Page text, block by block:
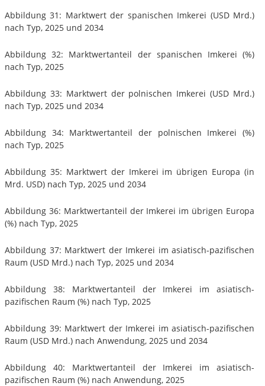
Abbildung 31: Marktwert der spanischen Imkerei (USD Mrd.)
nach Typ, 2025 und 2034
Abbildung 32: Marktwertanteil der spanischen Imkerei (%)
nach Typ, 2025
Abbildung 33: Marktwert der polnischen Imkerei (USD Mrd.)
nach Typ, 2025 und 2034
Abbildung 34: Marktwertanteil der polnischen Imkerei (%)
nach Typ, 2025
Abbildung 35: Marktwert der Imkerei im übrigen Europa (in
Mrd. USD) nach Typ, 2025 und 2034
Abbildung 36: Marktwertanteil der Imkerei im übrigen Europa
(%) nach Typ, 2025
Abbildung 37: Marktwert der Imkerei im asiatisch-pazifischen
Raum (USD Mrd.) nach Typ, 2025 und 2034
Abbildung 38: Marktwertanteil der Imkerei im asiatisch-
pazifischen Raum (%) nach Typ, 2025
Abbildung 39: Marktwert der Imkerei im asiatisch-pazifischen
Raum (USD Mrd.) nach Anwendung, 2025 und 2034
Abbildung 40: Marktwertanteil der Imkerei im asiatisch-
pazifischen Raum (%) nach Anwendung, 2025